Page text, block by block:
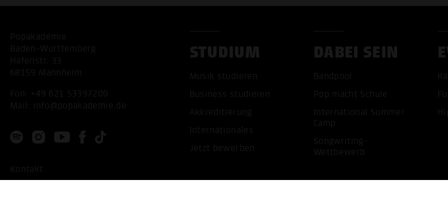
Popakademie
Baden-Württemberg
Hafenstr. 33
68159 Mannheim
Fon: +49 621 53397200
Mail: info@popakademie.de
Kontakt
STUDIUM
Musik studieren
Business studieren
Akkreditierung
Internationales
Jetzt bewerben
DABEI SEIN
Bandpool
Pop macht Schule
International Summer
Camp
Songwriting-
Wettbewerb